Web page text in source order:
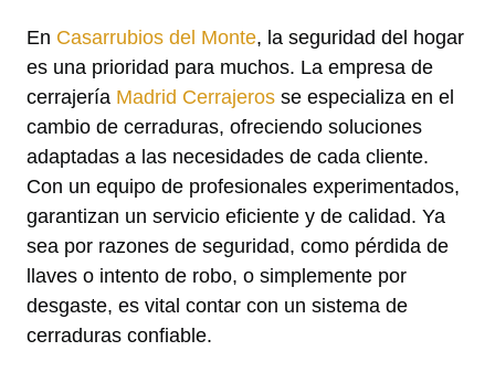
En Casarrubios del Monte, la seguridad del hogar
es una prioridad para muchos. La empresa de
cerrajería Madrid Cerrajeros se especializa en el
cambio de cerraduras, ofreciendo soluciones
adaptadas a las necesidades de cada cliente.
Con un equipo de profesionales experimentados,
garantizan un servicio eficiente y de calidad. Ya
sea por razones de seguridad, como pérdida de
llaves o intento de robo, o simplemente por
desgaste, es vital contar con un sistema de
cerraduras confiable.